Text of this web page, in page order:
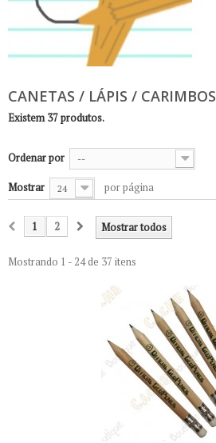
CANETAS / LÁPIS / CARIMBOS
Existem 37 produtos.
Ordenar por --
Mostrar 24 por página
Mostrar todos
1 2
Mostrando 1 - 24 de 37 itens